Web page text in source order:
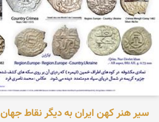
سیر هنر کهن ایران به دیگر نقاط جهان